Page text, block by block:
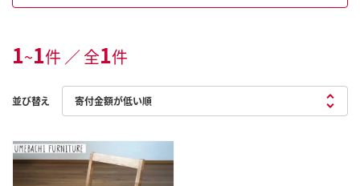
1~1件 ／ 全1件
並び替え